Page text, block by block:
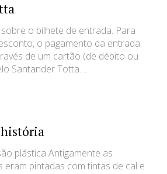
o bilhete de entrada. Para
o pagamento da entrada
de um cartão (de débito ou
Santander Totta.…
plástica Antigamente as
eram pintadas com tintas de cal e